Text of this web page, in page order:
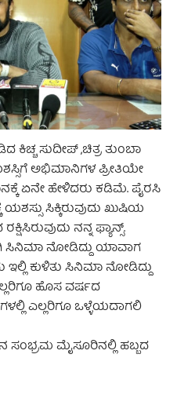
ಕಿಚ್ಚ ಸುದೀಪ್ ,ಚಿತ್ರ ತುಂಬಾ
ಅಭಿಮಾನಿಗಳ ಪ್ರೀತಿಯೇ
ಏನೇ ಹೇಳಿದರು ಕಡಿಮೆ. ಪೈರಸಿ
ಸಿಕ್ಕಿರುವುದು ಖುಷಿಯ
ನನ್ನ ಫ್ಯಾನ್ಸ್.
ಸಿನಿಮಾ ನೋಡಿದ್ದು ಯಾವಾಗ
ಕುಳಿತು ಸಿನಿಮಾ ನೋಡಿದ್ದು
ಹೊಸ ವರ್ಷದ
ಎಲ್ಲರಿಗೂ ಒಳ್ಳೆಯದಾಗಲಿ
ಸಂಭ್ರಮ ಮೈಸೂರಿನಲ್ಲಿ ಹಬ್ಬದ